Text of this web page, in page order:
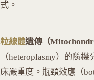
式。
粒線體遺傳（
（heteroplasmy）的隨
床嚴重度。瓶頸效應（